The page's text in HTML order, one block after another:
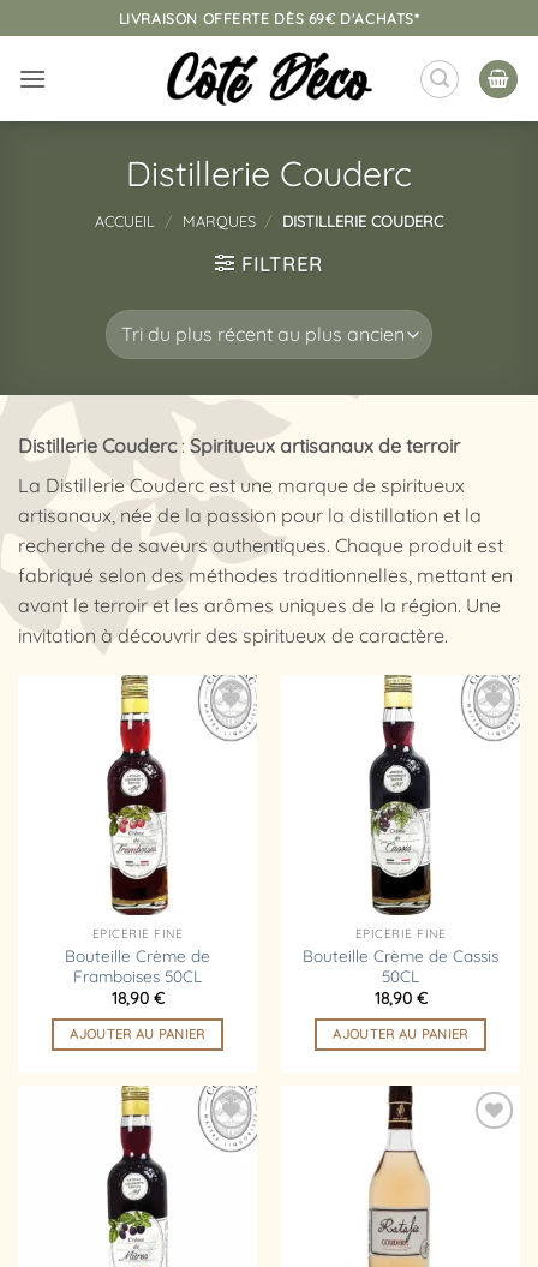
au
contenu
LIVRAISON OFFERTE DÈS 69€ D'ACHATS*
Distillerie Couderc
ACCUEIL / MARQUES / DISTILLERIE COUDERC
FILTRER
Distillerie Couderc: Spiritueux artisanaux de terroir
La Distillerie Couderc est une marque de spiritueux
artisanaux, née de la passion pour la distillation et la
recherche de saveurs authentiques. Chaque produit est
fabriqué selon des méthodes traditionnelles, mettant en
avant le terroir et les arômes uniques de la région. Une
invitation à découvrir des spiritueux de caractère.
Ajouter
EPICERIE FINE
Bouteille Crème de
Framboises 50CL
18,90 €
AJOUTER AU PANIER
Ajouter
EPICERIE FINE
Bouteille Crème de Cassis
50CL
18,90 €
AJOUTER AU PANIER
Ajouter